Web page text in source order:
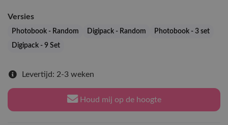
Versies
Photobook - Random Digipack - Random
Photobook - 3 set
Digipack - 9 Set
Levertijd: 2-3 weken
Houd mij op de hoogte